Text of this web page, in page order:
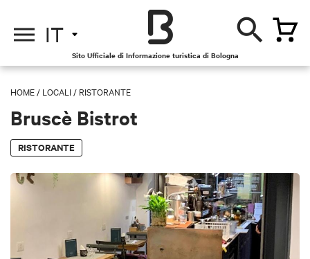
IT
Sito Ufficiale di Informazione turistica di Bologna
HOME / LOCALI / RISTORANTE
Bruscè Bistrot
RISTORANTE